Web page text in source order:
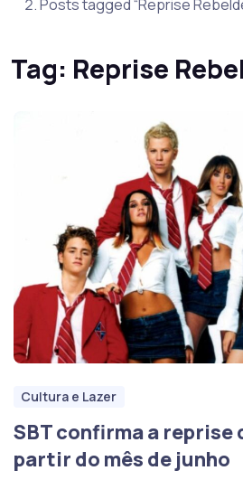
Posts tagged “Reprise
Tag: Reprise
Cultura e Lazer
SBT confirma a reprise
partir do mês de junho